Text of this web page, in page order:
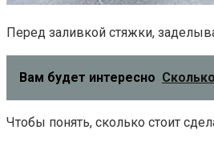
Перед заливкой стяжки,
Вам будет интересно
Чтобы понять, сколько стоит